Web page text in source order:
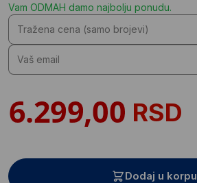
Vam ODMAH damo najbolju ponudu.
RSD
Dodaj u korpu